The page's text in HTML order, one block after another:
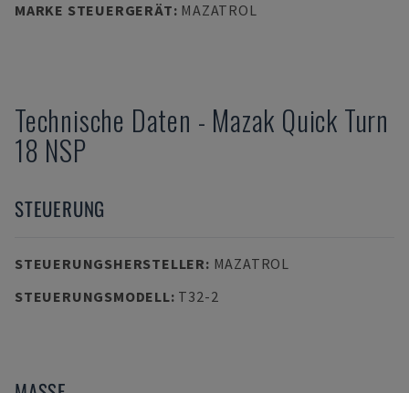
MARKE STEUERGERÄT: MAZATROL
Technische Daten - Mazak Quick Turn
18 NSP
STEUERUNG
STEUERUNGSHERSTELLER: MAZATROL
STEUERUNGSMODELL: T32-2